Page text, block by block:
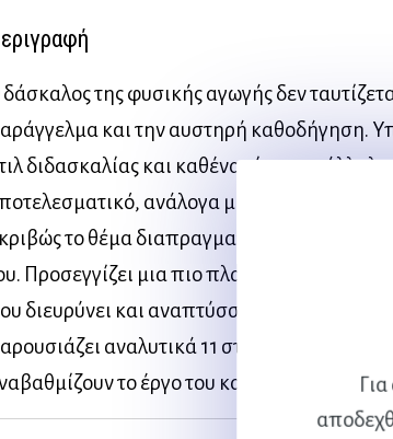
της φυσικής αγωγής δεν
και την αυστηρή καθοδήγηση.
διδασκαλίας και καθένα είναι κατάλληλο
ανάλογα με το αντικείμενο
το θέμα διαπραγματεύεται ο Μ.
Προσεγγίζει μια πιο πλατιά και
διευρύνει και αναπτύσσει τις
αναλυτικά 11 στιλ διδασκαλίας
το έργο του καθηγητή